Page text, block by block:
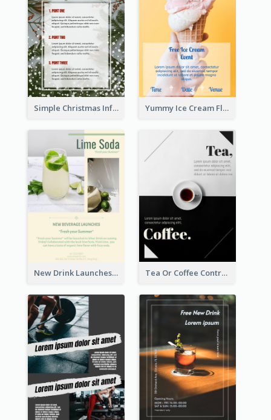
Simple Christmas Informative Poster Yummy Ice Cream Flyer
New Drink Launches Lime Soda Poster Tea Or Coffee Contrast Flyer